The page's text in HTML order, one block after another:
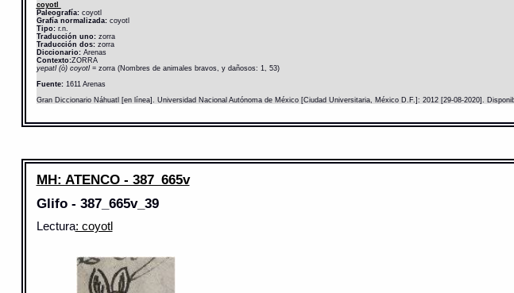
coyotl
Paleografía:coyotl
Grafía normalizada:coyotl
Tipo:r.n.
Traducción uno:zorra
Traducción dos:zorra
Diccionario: Arenas
Contexto:ZORRA
yepatl (ò) coyotl = zorra (Nombres de animales bravos, y dañosos: 1, 53)
Fuente:1611 Arenas
Gran Diccionario Náhuatl [en línea]. Universidad Nacional Autónoma de México [Ciudad Universitaria, México D.F.]: 2012 [29-08-2020].
MH: ATENCO - 387_665v
Glifo - 387_665v_39
Lectura: coyotl